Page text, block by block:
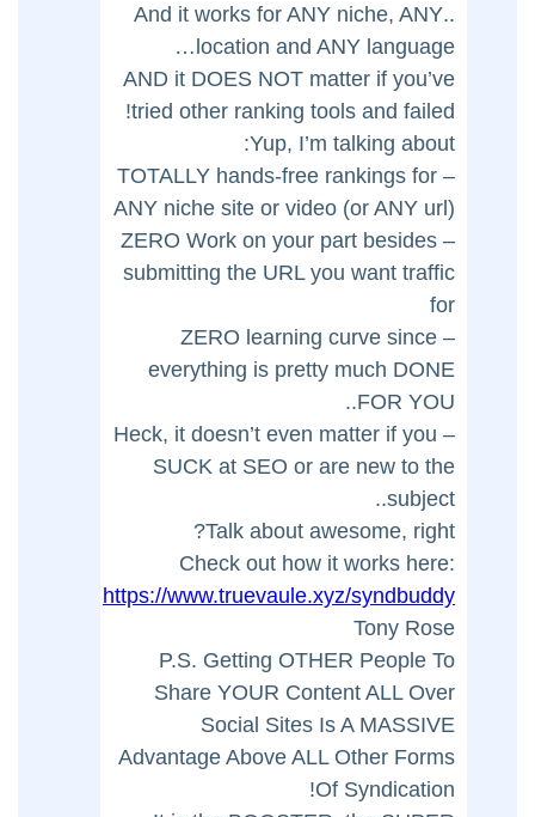
..And it works for ANY niche, ANY
location and ANY language…
AND it DOES NOT matter if you’ve
tried other ranking tools and failed!
Yup, I’m talking about:
– TOTALLY hands-free rankings for
ANY niche site or video (or ANY url)
– ZERO Work on your part besides
submitting the URL you want traffic
for
– ZERO learning curve since
everything is pretty much DONE
FOR YOU..
– Heck, it doesn’t even matter if you
SUCK at SEO or are new to the
subject..
Talk about awesome, right?
Check out how it works here:
https://www.truevaule.xyz/syndbuddy
Tony Rose
P.S. Getting OTHER People To
Share YOUR Content ALL Over
Social Sites Is A MASSIVE
Advantage Above ALL Other Forms
Of Syndication!